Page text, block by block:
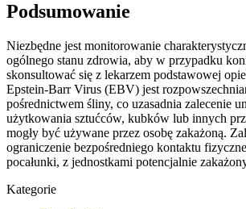
Podsumowanie
Niezbędne jest monitorowanie
ogólnego stanu zdrowia, aby w przypadku
skonsultować się z lekarzem podstawowej
Epstein-Barr Virus (EBV) jest
pośrednictwem śliny, co uzasadnia zalecenie
użytkowania sztućców, kubków lub innych
mogły być używane przez osobę zakażoną.
ograniczenie bezpośredniego kontaktu
pocałunki, z jednostkami potencjalnie
Kategorie